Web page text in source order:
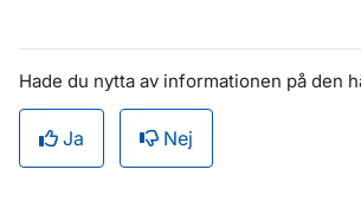
Hade du nytta av informationen på den
Ja Nej